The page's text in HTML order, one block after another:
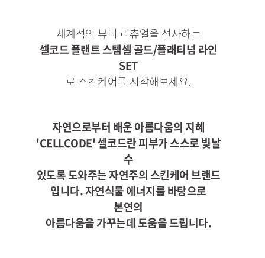
체계적인 뷰티 리츄얼을 선사하는
셀코드 플랜트 스템셀 골드/플래티넘 라인
SET
로 스킨케어를 시작해보세요.
자연으로부터 배운 아름다움의 지혜
'CELLCODE' 셀코드란 피부가 스스로 빛날
수
있도록 도와주는 자연주의 스킨케어 브랜드
입니다. 자연식물 에너지를 바탕으로
본연의
아름다움을 가꾸는데 도움을 드립니다.